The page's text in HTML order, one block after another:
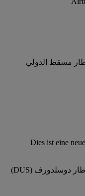
إلى مطار مسقط الدولي
Dies ist eine